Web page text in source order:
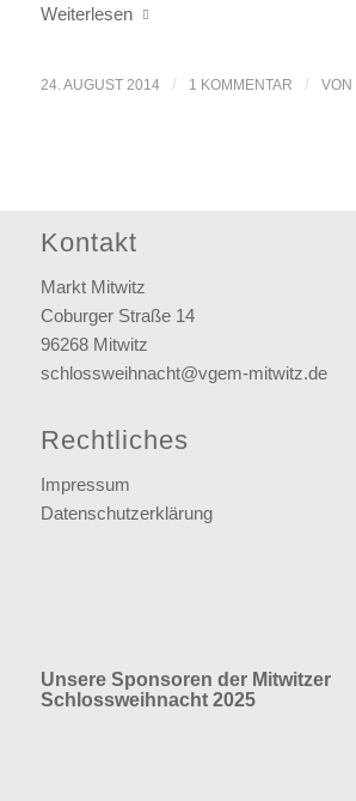
Weiterlesen
24. AUGUST 2014 / 1 KOMMENTAR / VON
Kontakt
Markt Mitwitz
Coburger Straße 14
96268 Mitwitz
schlossweihnacht@vgem-mitwitz.de
Rechtliches
Impressum
Datenschutzerklärung
Unsere Sponsoren der Mitwitzer
Schlossweihnacht 2025